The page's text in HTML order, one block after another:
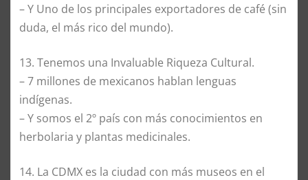
– Y Uno de los principales exportadores de café (sin
duda, el más rico del mundo).
13. Tenemos una Invaluable Riqueza Cultural.
– 7 millones de mexicanos hablan lenguas
indígenas.
– Y somos el 2º país con más conocimientos en
herbolaria y plantas medicinales.
14. La CDMX es la ciudad con más museos en el